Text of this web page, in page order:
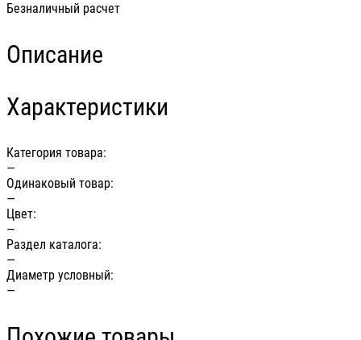
Безналичный расчет
Описание
Характеристики
Категория товара:
—
Одинаковый товар:
—
Цвет:
—
Раздел каталога:
—
Диаметр условный:
—